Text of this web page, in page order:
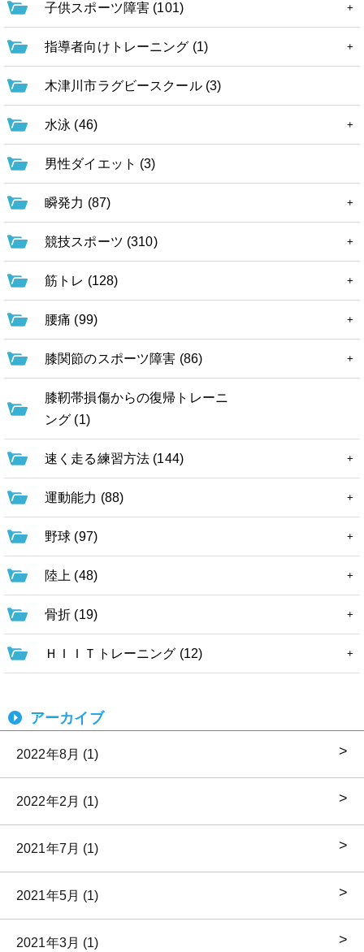
子供スポーツ障害 (101)
指導者向けトレーニング (1)
木津川市ラグビースクール (3)
水泳 (46)
男性ダイエット (3)
瞬発力 (87)
競技スポーツ (310)
筋トレ (128)
腰痛 (99)
膝関節のスポーツ障害 (86)
膝靭帯損傷からの復帰トレーニ
ング (1)
速く走る練習方法 (144)
運動能力 (88)
野球 (97)
陸上 (48)
骨折 (19)
ＨＩＩＴトレーニング (12)
アーカイブ
2022年8月 (1)
2022年2月 (1)
2021年7月 (1)
2021年5月 (1)
2021年3月 (1)